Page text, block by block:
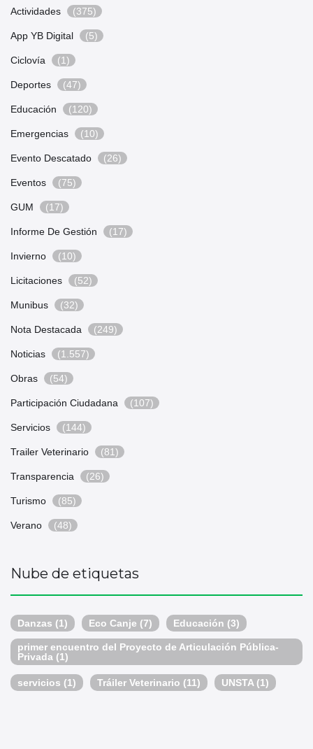
Actividades (375)
App YB Digital (5)
Ciclovía (1)
Deportes (47)
Educación (120)
Emergencias (10)
Evento Descatado (26)
Eventos (75)
GUM (17)
Informe De Gestión (17)
Invierno (10)
Licitaciones (52)
Munibus (32)
Nota Destacada (249)
Noticias (1.557)
Obras (54)
Participación Ciudadana (107)
Servicios (144)
Trailer Veterinario (81)
Transparencia (26)
Turismo (85)
Verano (48)
Nube de etiquetas
Danzas (1) Eco Canje (7) Educación (3)
primer encuentro del Proyecto de Articulación Pública-
Privada (1)
servicios (1) Tráiler Veterinario (11) UNSTA (1)